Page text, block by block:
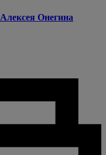
Алексея Онегина